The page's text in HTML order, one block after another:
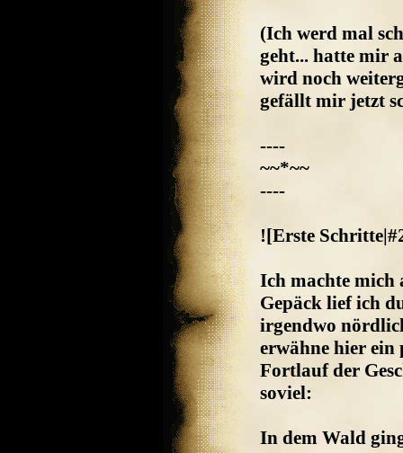
(Ich werd mal
geht... hatte mir
wird noch
gefällt mir jetzt
----
~~*~~
----
![Erste
Ich machte mich
Gepäck lief ich
irgendwo
erwähne hier ein
Fortlauf der
soviel:
In dem Wald